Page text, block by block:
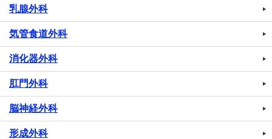
乳腺外科
気管食道外科
消化器外科
肛門外科
脳神経外科
形成外科